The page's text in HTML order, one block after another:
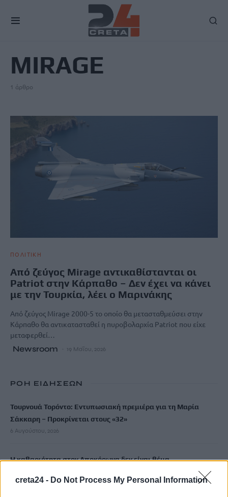
creta24 - Do Not Process My Personal Information
MIRAGE
1 άρθρο
ΠΟΛΙΤΙΚΗ
Από ζεύγος Mirage αντικαθίστανται οι
Patriot στην Κάρπαθο – Δεν έχει να κάνει
με την Τουρκία, λέει ο Μαρινάκης
Από ζεύγος Mirage 2000-5 το οποίο θα μετασταθμεύσει στην
Κάρπαθο θα αντικατασταθεί η πυροβολαρχία Patriot που είχε
μεταφερθεί…
Newsroom 19 Μαΐου, 2026
ΡΟΗ ΕΙΔΗΣΕΩΝ
Τουρνουά Τορόντο: Εντυπωσιακή πρεμιέρα για τη Μαρία
Σάκκαρη – Προκρίνεται στους «32»
6 Αυγούστου, 2026
Η καθαριότητα στον Αποκόρωνα δεν είναι θέμα
6 Αυγούστου, 2026